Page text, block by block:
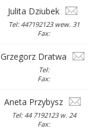
Julita Dziubek
Tel: 447192123 wew. 31
Fax:
Grzegorz Dratwa
Tel:
Fax:
Aneta Przybysz
Tel: 44 7192123 w. 24
Fax: